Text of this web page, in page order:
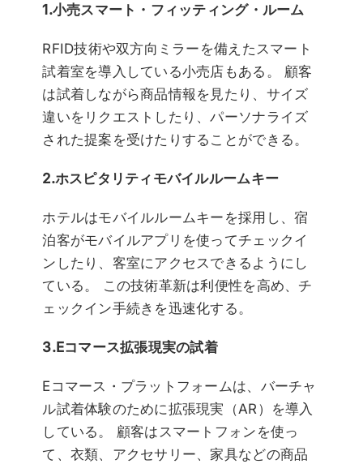
1.小売スマート・フィッティング・ルーム
RFID技術や双方向ミラーを備えたスマート
試着室を導入している小売店もある。 顧客
は試着しながら商品情報を見たり、サイズ
違いをリクエストしたり、パーソナライズ
された提案を受けたりすることができる。
2.ホスピタリティモバイルルームキー
ホテルはモバイルルームキーを採用し、宿
泊客がモバイルアプリを使ってチェックイ
ンしたり、客室にアクセスできるようにし
ている。 この技術革新は利便性を高め、チ
ェックイン手続きを迅速化する。
3.Eコマース拡張現実の試着
Eコマース・プラットフォームは、バーチャ
ル試着体験のために拡張現実（AR）を導入
している。 顧客はスマートフォンを使っ
て、衣類、アクセサリー、家具などの商品